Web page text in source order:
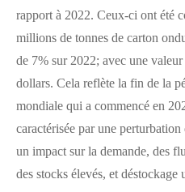
rapport à 2022. Ceux-ci ont été
millions de tonnes de carton
de 7% sur 2022; avec une
dollars. Cela reflète la fin de la
mondiale qui a commencé en
caractérisée par une
un impact sur la demande, des
des stocks élevés, et déstockage